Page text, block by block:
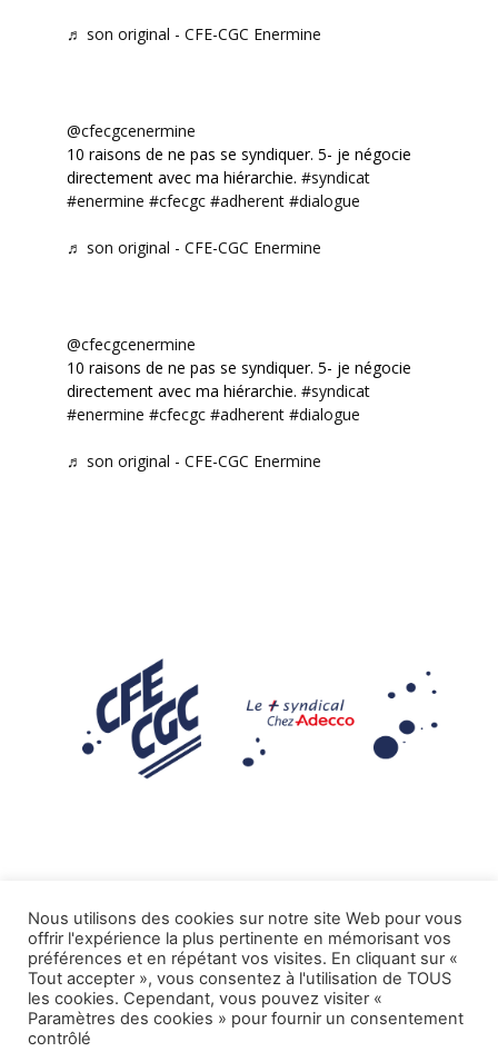
♬ son original - CFE-CGC Enermine
@cfecgcenermine
10 raisons de ne pas se syndiquer. 5- je négocie
directement avec ma hiérarchie. #syndicat
#enermine #cfecgc #adherent #dialogue
♬ son original - CFE-CGC Enermine
@cfecgcenermine
10 raisons de ne pas se syndiquer. 5- je négocie
directement avec ma hiérarchie. #syndicat
#enermine #cfecgc #adherent #dialogue
♬ son original - CFE-CGC Enermine
Mentions légales
Tous droits réservés CFE-CGC ADECCO.
Nous utilisons des cookies sur notre site Web pour vous
offrir l'expérience la plus pertinente en mémorisant vos
préférences et en répétant vos visites. En cliquant sur «
Tout accepter », vous consentez à l'utilisation de TOUS
les cookies. Cependant, vous pouvez visiter «
Paramètres des cookies » pour fournir un consentement
contrôlé